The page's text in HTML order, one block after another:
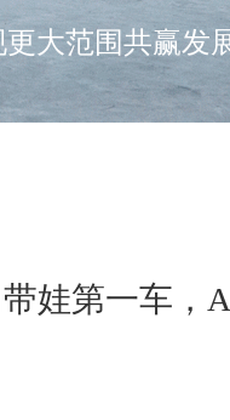
大范围共赢发
娃第一车，